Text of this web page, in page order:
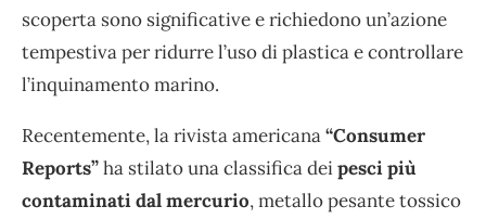
scoperta sono significative e richiedono un’azione
tempestiva per ridurre l’uso di plastica e controllare
l’inquinamento marino.
Recentemente, la rivista americana“Consumer
Reports”ha stilato una classifica deipesci più
contaminati dal mercurio, metallo pesante tossico